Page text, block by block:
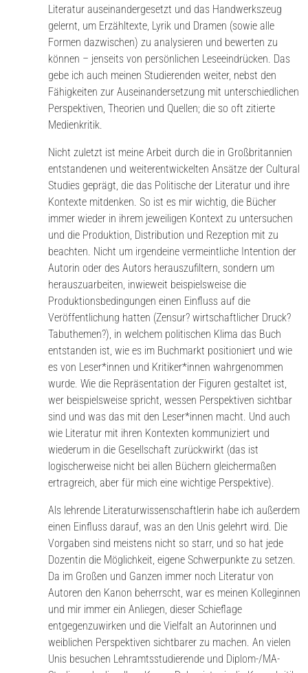
Literatur auseinandergesetzt und das Handwerkszeug
gelernt, um Erzähltexte, Lyrik und Dramen (sowie alle
Formen dazwischen) zu analysieren und bewerten zu
können – jenseits von persönlichen Leseeindrücken. Das
gebe ich auch meinen Studierenden weiter, nebst den
Fähigkeiten zur Auseinandersetzung mit unterschiedlichen
Perspektiven, Theorien und Quellen; die so oft zitierte
Medienkritik.
Nicht zuletzt ist meine Arbeit durch die in Großbritannien
entstandenen und weiterentwickelten Ansätze der Cultural
Studies geprägt, die das Politische der Literatur und ihre
Kontexte mitdenken. So ist es mir wichtig, die Bücher
immer wieder in ihrem jeweiligen Kontext zu untersuchen
und die Produktion, Distribution und Rezeption mit zu
beachten. Nicht um irgendeine vermeintliche Intention der
Autorin oder des Autors herauszufiltern, sondern um
herauszuarbeiten, inwieweit beispielsweise die
Produktionsbedingungen einen Einfluss auf die
Veröffentlichung hatten (Zensur? wirtschaftlicher Druck?
Tabuthemen?), in welchem politischen Klima das Buch
entstanden ist, wie es im Buchmarkt positioniert und wie
es von Leser*innen und Kritiker*innen wahrgenommen
wurde. Wie die Repräsentation der Figuren gestaltet ist,
wer beispielsweise spricht, wessen Perspektiven sichtbar
sind und was das mit den Leser*innen macht. Und auch
wie Literatur mit ihren Kontexten kommuniziert und
wiederum in die Gesellschaft zurückwirkt (das ist
logischerweise nicht bei allen Büchern gleichermaßen
ertragreich, aber für mich eine wichtige Perspektive).
Als lehrende Literaturwissenschaftlerin habe ich außerdem
einen Einfluss darauf, was an den Unis gelehrt wird. Die
Vorgaben sind meistens nicht so starr, und so hat jede
Dozentin die Möglichkeit, eigene Schwerpunkte zu setzen.
Da im Großen und Ganzen immer noch Literatur von
Autoren den Kanon beherrscht, war es meinen Kolleginnen
und mir immer ein Anliegen, dieser Schieflage
entgegenzuwirken und die Vielfalt an Autorinnen und
weiblichen Perspektiven sichtbarer zu machen. An vielen
Unis besuchen Lehramtsstudierende und Diplom-/MA-